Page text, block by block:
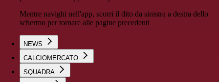
Mentre navighi nell'app, scorri il dito da sinistra a destra dello
schermo per tornare alle pagine precedenti
NEWS
CALCIOMERCATO
SQUADRA